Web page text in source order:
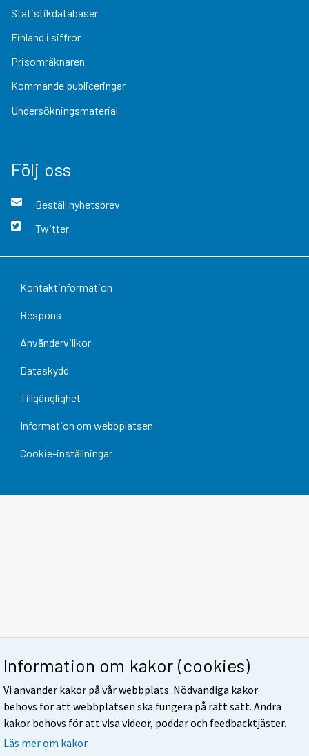
Information om kakor (cookies)
Vi använder kakor på vår webbplats. Nödvändiga kakor
behövs för att webbplatsen ska fungera på rätt sätt. Andra
kakor behövs för att visa videor, poddar och feedbacktjäster.
Läs mer om kakor.
Statistikdatabaser
Finland i siffror
Prisomräknaren
Kommande publiceringar
Undersökningsmaterial
Följ oss
Beställ nyhetsbrev
Twitter
Kontaktinformation
Respons
Användarvillkor
Dataskydd
Tillgänglighet
Information om webbplatsen
Cookie-inställningar